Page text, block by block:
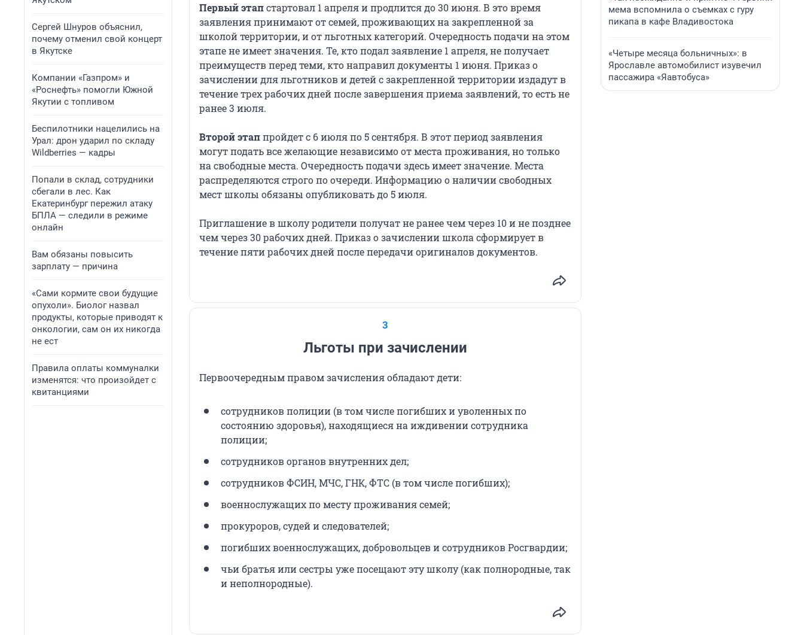
Сергей Шнуров объяснил,
почему отменил свой концерт
в Якутске
Компании «Газпром» и
«Роснефть» помогли Южной
Якутии с топливом
Беспилотники нацелились на
Урал: дрон ударил по складу
Wildberries — кадры
Попали в склад, сотрудники
сбегали в лес. Как
Екатеринбург пережил атаку
БПЛА — следили в режиме
онлайн
Вам обязаны повысить
зарплату — причина
«Сами кормите свои будущие
опухоли». Биолог назвал
продукты, которые приводят к
онкологии, сам он их никогда
не ест
Правила оплаты коммуналки
изменятся: что произойдет с
квитанциями
Первый этапстартовал 1 апреля и продлится до 30 июня. В это время
заявления принимают от семей, проживающих на закрепленной за
школой территории, и от льготных категорий. Очередность подачи на этом
этапе не имеет значения. Те, кто подал заявление 1 апреля, не получает
преимуществ перед теми, кто направил документы 1 июня. Приказ о
зачислении для льготников и детей с закрепленной территории издадут в
течение трех рабочих дней после завершения приема заявлений, то есть не
ранее 3 июля.
Второй этаппройдет с 6 июля по 5 сентября. В этот период заявления
могут подать все желающие независимо от места проживания, но только
на свободные места. Очередность подачи здесь имеет значение. Места
распределяются строго по очереди. Информацию о наличии свободных
мест школы обязаны опубликовать до 5 июля.
Приглашение в школу родители получат не ранее чем через 10 и не позднее
чем через 30 рабочих дней. Приказ о зачислении школа сформирует в
течение пяти рабочих дней после передачи оригиналов документов.
3
Льготы при зачислении
Первоочередным правом зачисления обладают дети:
сотрудников полиции (в том числе погибших и уволенных по
состоянию здоровья), находящиеся на иждивении сотрудника
полиции;
сотрудников органов внутренних дел;
сотрудников ФСИН, МЧС, ГНК, ФТС (в том числе погибших);
военнослужащих по месту проживания семей;
прокуроров, судей и следователей;
погибших военнослужащих, добровольцев и сотрудников Росгвардии;
чьи братья или сестры уже посещают эту школу (как полнородные, так
и неполнородные).
мема вспомнила о съемках с гуру
пикапа в кафе Владивостока
«Четыре месяца больничных»: в
Ярославле автомобилист изувечил
пассажира «Яавтобуса»